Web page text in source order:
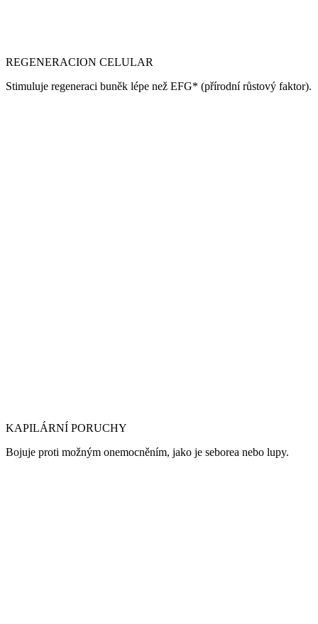
REGENERACION CELULAR
Stimuluje regeneraci buněk lépe než EFG* (přírodní růstový faktor).
KAPILÁRNÍ PORUCHY
Bojuje proti možným onemocněním, jako je seborea nebo lupy.